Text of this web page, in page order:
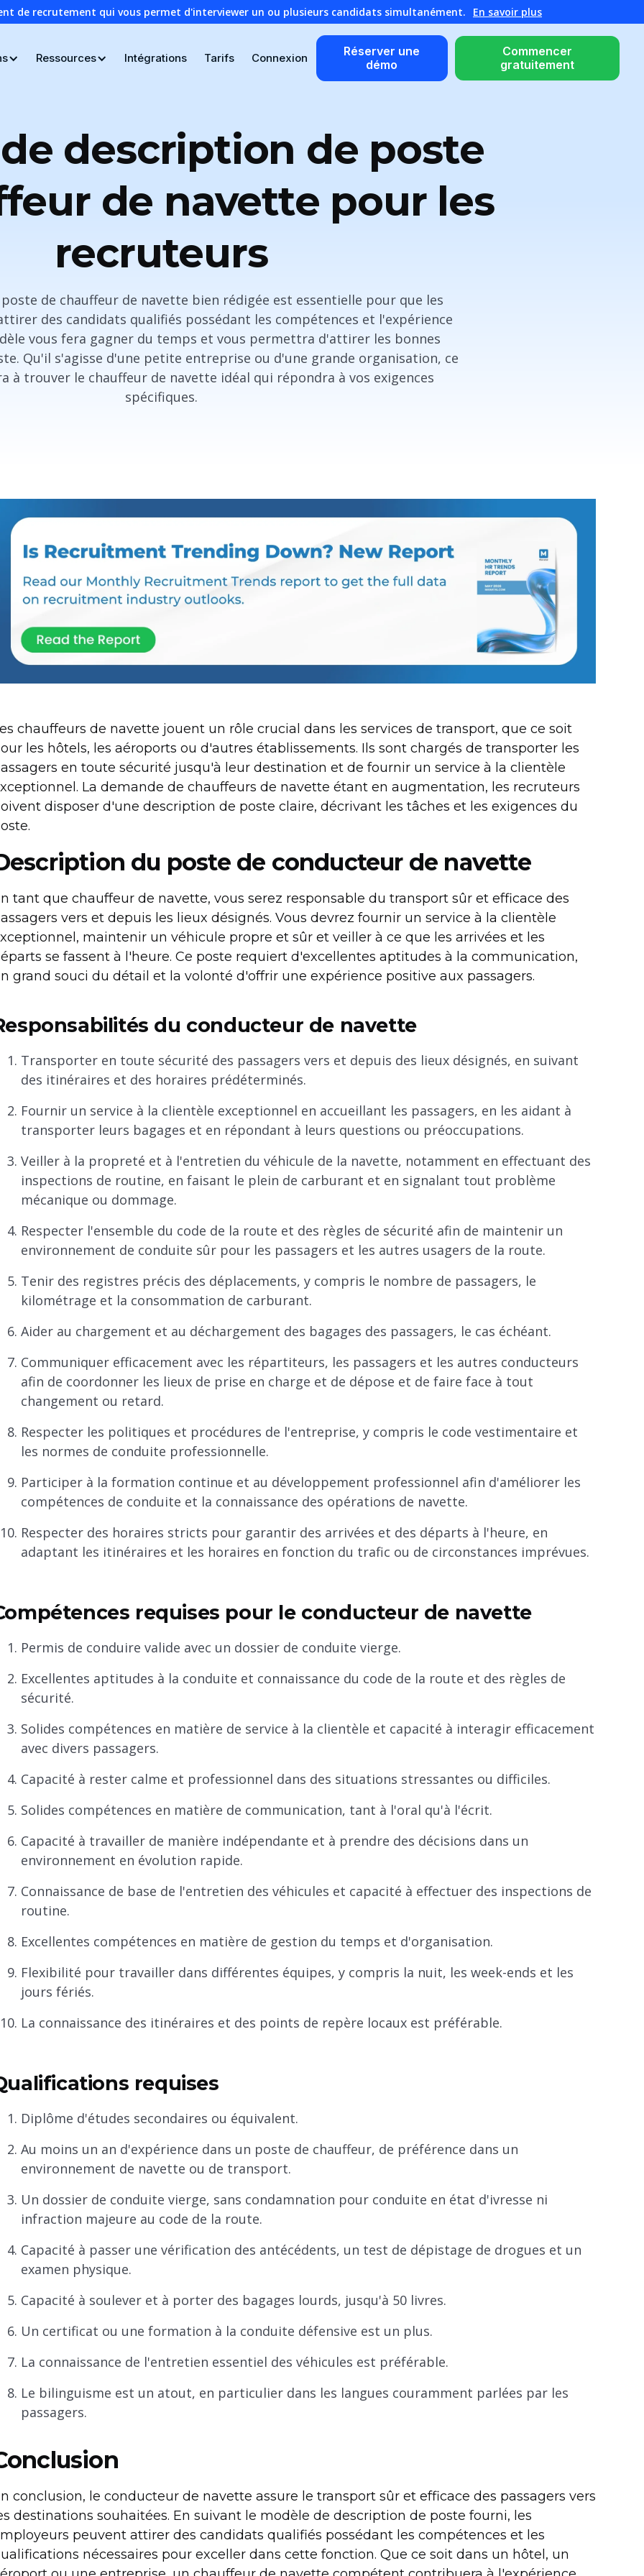
de recrutement qui vous permet d'interviewer un ou plusieurs candidats simultanément. En savoir plus
Ressources Intégrations Tarifs Connexion
Réserver une
démo
Commencer
gratuitement
description de poste
de navette pour les
recruteurs
de chauffeur de navette bien rédigée est essentielle pour que les
des candidats qualifiés possédant les compétences et l'expérience
vous fera gagner du temps et vous permettra d'attirer les bonnes
Qu'il s'agisse d'une petite entreprise ou d'une grande organisation, ce
à trouver le chauffeur de navette idéal qui répondra à vos exigences
spécifiques.
chauffeurs de navette jouent un rôle crucial dans les services de transport, que ce soit
les hôtels, les aéroports ou d'autres établissements. Ils sont chargés de transporter les
en toute sécurité jusqu'à leur destination et de fournir un service à la clientèle
La demande de chauffeurs de navette étant en augmentation, les recruteurs
disposer d'une description de poste claire, décrivant les tâches et les exigences du
du poste de conducteur de navette
tant que chauffeur de navette, vous serez responsable du transport sûr et efficace des
vers et depuis les lieux désignés. Vous devrez fournir un service à la clientèle
maintenir un véhicule propre et sûr et veiller à ce que les arrivées et les
se fassent à l'heure. Ce poste requiert d'excellentes aptitudes à la communication,
grand souci du détail et la volonté d'offrir une expérience positive aux passagers.
du conducteur de navette
Transporter en toute sécurité des passagers vers et depuis des lieux désignés, en suivant
des itinéraires et des horaires prédéterminés.
Fournir un service à la clientèle exceptionnel en accueillant les passagers, en les aidant à
transporter leurs bagages et en répondant à leurs questions ou préoccupations.
Veiller à la propreté et à l'entretien du véhicule de la navette, notamment en effectuant des
inspections de routine, en faisant le plein de carburant et en signalant tout problème
mécanique ou dommage.
Respecter l'ensemble du code de la route et des règles de sécurité afin de maintenir un
environnement de conduite sûr pour les passagers et les autres usagers de la route.
Tenir des registres précis des déplacements, y compris le nombre de passagers, le
kilométrage et la consommation de carburant.
Aider au chargement et au déchargement des bagages des passagers, le cas échéant.
Communiquer efficacement avec les répartiteurs, les passagers et les autres conducteurs
afin de coordonner les lieux de prise en charge et de dépose et de faire face à tout
changement ou retard.
Respecter les politiques et procédures de l'entreprise, y compris le code vestimentaire et
les normes de conduite professionnelle.
Participer à la formation continue et au développement professionnel afin d'améliorer les
compétences de conduite et la connaissance des opérations de navette.
Respecter des horaires stricts pour garantir des arrivées et des départs à l'heure, en
adaptant les itinéraires et les horaires en fonction du trafic ou de circonstances imprévues.
requises pour le conducteur de navette
Permis de conduire valide avec un dossier de conduite vierge.
Excellentes aptitudes à la conduite et connaissance du code de la route et des règles de
sécurité.
Solides compétences en matière de service à la clientèle et capacité à interagir efficacement
avec divers passagers.
Capacité à rester calme et professionnel dans des situations stressantes ou difficiles.
Solides compétences en matière de communication, tant à l'oral qu'à l'écrit.
Capacité à travailler de manière indépendante et à prendre des décisions dans un
environnement en évolution rapide.
Connaissance de base de l'entretien des véhicules et capacité à effectuer des inspections de
routine.
Excellentes compétences en matière de gestion du temps et d'organisation.
Flexibilité pour travailler dans différentes équipes, y compris la nuit, les week-ends et les
jours fériés.
La connaissance des itinéraires et des points de repère locaux est préférable.
requises
Diplôme d'études secondaires ou équivalent.
Au moins un an d'expérience dans un poste de chauffeur, de préférence dans un
environnement de navette ou de transport.
Un dossier de conduite vierge, sans condamnation pour conduite en état d'ivresse ni
infraction majeure au code de la route.
Capacité à passer une vérification des antécédents, un test de dépistage de drogues et un
examen physique.
Capacité à soulever et à porter des bagages lourds, jusqu'à 50 livres.
Un certificat ou une formation à la conduite défensive est un plus.
La connaissance de l'entretien essentiel des véhicules est préférable.
Le bilinguisme est un atout, en particulier dans les langues couramment parlées par les
passagers.
conclusion, le conducteur de navette assure le transport sûr et efficace des passagers vers
destinations souhaitées. En suivant le modèle de description de poste fourni, les
peuvent attirer des candidats qualifiés possédant les compétences et les
nécessaires pour exceller dans cette fonction. Que ce soit dans un hôtel, un